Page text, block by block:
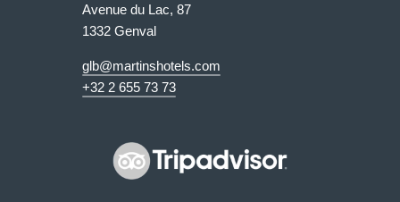
Avenue du Lac, 87
1332 Genval
glb@martinshotels.com
+32 2 655 73 73